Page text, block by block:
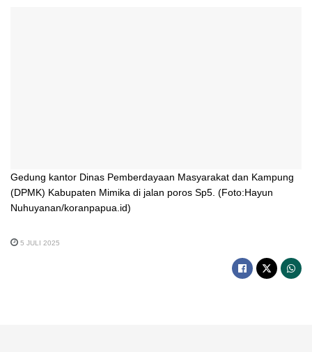
Gedung kantor Dinas Pemberdayaan Masyarakat dan Kampung
(DPMK) Kabupaten Mimika di jalan poros Sp5. (Foto:Hayun
Nuhuyanan/koranpapua.id)
5 JULI 2025